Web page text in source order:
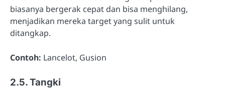
biasanya bergerak cepat dan bisa menghilang,
menjadikan mereka target yang sulit untuk
ditangkap.
Contoh: Lancelot, Gusion
2.5. Tangki